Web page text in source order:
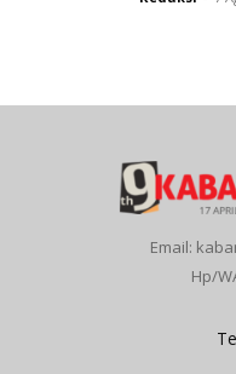
Email:
Hp/